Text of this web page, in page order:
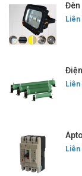
Đèn
Liên
Liên
Liên